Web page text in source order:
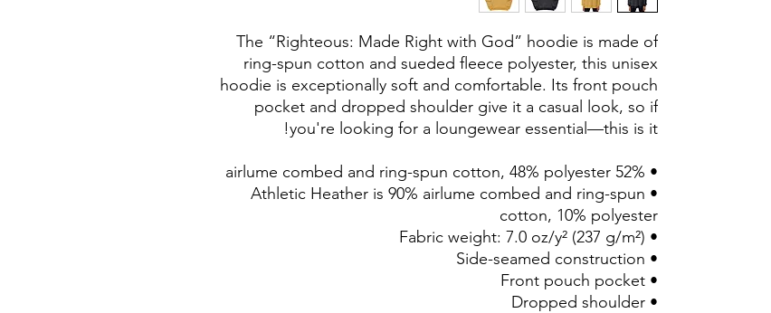
The “Righteous: Made Right with God” hoodie is made of
ring-spun cotton and sueded fleece polyester, this unisex
hoodie is exceptionally soft and comfortable. Its front pouch
pocket and dropped shoulder give it a casual look, so if
you're looking for a loungewear essential—this is it!
• 52% airlume combed and ring-spun cotton, 48% polyester
• Athletic Heather is 90% airlume combed and ring-spun
cotton, 10% polyester
• Fabric weight: 7.0 oz/y² (237 g/m²)
• Side-seamed construction
• Front pouch pocket
• Dropped shoulder